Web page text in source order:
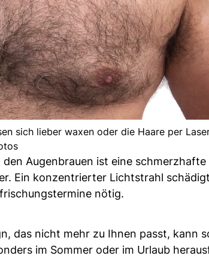
sich lieber waxen oder die Haare per
Augenbrauen ist eine
Ein konzentrierter Lichtstrahl
nötig.
das nicht mehr zu Ihnen passt, kann
im Sommer oder im Urlaub